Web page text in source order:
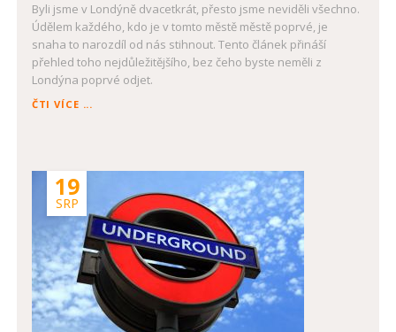
Byli jsme v Londýně dvacetkrát, přesto jsme neviděli všechno.
Údělem každého, kdo je v tomto městě městě poprvé, je
snaha to narozdíl od nás stihnout. Tento článek přináší
přehled toho nejdůležitějšího, bez čeho byste neměli z
Londýna poprvé odjet.
ČTI VÍCE ...
19
SRP